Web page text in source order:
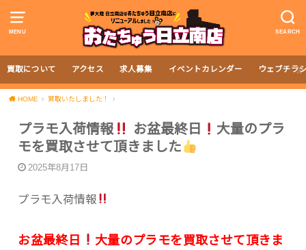
MENU SEARCH
買取について アクセス 求人募集 イベントカレンダー ウェブチラ
HOME 買取いたしました！
プラモ入荷情報 お盆最終日
大量のプラ
モを買取させて頂きました
2025年8月17日
プラモ入荷情報
お盆最終日
大量のプラモを買取させて頂きま